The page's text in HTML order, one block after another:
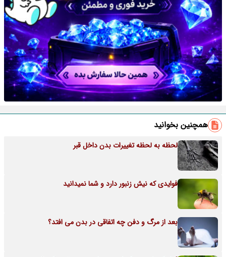
همچنین بخوانید
لحظه به لحظه تغییرات بدن داخل قبر
فوایدی که نیش زنبور دارد و شما نمیدانید
بعد از مرگ و دفن چه اتفاقی در بدن می افتد؟